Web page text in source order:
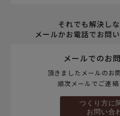
それでも解決しな
メールかお電話でお問
メールでのお
頂きましたメールのお
順次メールでご連絡
つくり方に
お問い合